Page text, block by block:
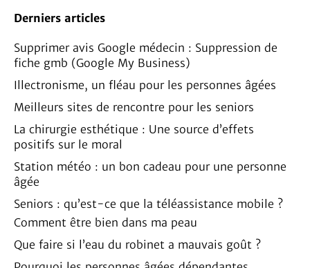
Derniers articles
Supprimer avis Google médecin : Suppression de
fiche gmb (Google My Business)
Illectronisme, un fléau pour les personnes âgées
Meilleurs sites de rencontre pour les seniors
La chirurgie esthétique : Une source d’effets
positifs sur le moral
Station météo : un bon cadeau pour une personne
âgée
Seniors : qu’est-ce que la téléassistance mobile ?
Comment être bien dans ma peau
Que faire si l’eau du robinet a mauvais goût ?